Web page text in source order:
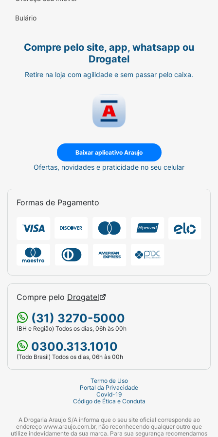
até adultos que buscam um momento de
Bulário
Compre pelo site, app, whatsapp ou
Drogatel
Retire na loja com agilidade e sem passar pelo caixa.
Baixar aplicativo Araujo
Ofertas, novidades e praticidade no seu celular
Formas de Pagamento
Compre pelo Drogatel
(31) 3270-5000
(BH e Região) Todos os dias, 06h às 00h
0300.313.1010
(Todo Brasil) Todos os dias, 06h às 00h
Termo de Uso
Portal da Privacidade
Covid-19
Código de Ética e Conduta
A Drogaria Araujo S/A informa que o seu site oficial corresponde ao
endereço www.araujo.com.br, não reconhecendo qualquer outro que
utilize indevidamente da sua marca. Para sua segurança recomendamos